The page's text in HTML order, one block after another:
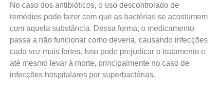
No caso dos antibióticos, o uso descontrolado de
remédios pode fazer com que as bactérias se acostumem
com aquela substância. Dessa forma, o medicamento
passa a não funcionar como deveria, causando infecções
cada vez mais fortes. Isso pode prejudicar o tratamento e
até mesmo levar à morte, principalmente no caso de
infecções hospitalares por superbactérias.